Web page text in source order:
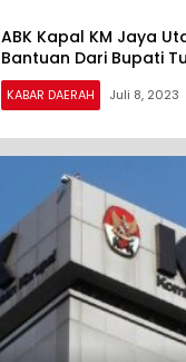
ABK Kapal KM Jaya
Bantuan Dari Bupati
KABAR DAERAH Juli 8, 2023